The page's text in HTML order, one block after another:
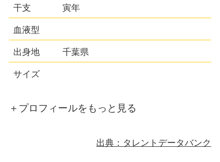
干支
寅年
血液型
出身地
千葉県
サイズ
＋プロフィールをもっと見る
出典：タレントデータバンク